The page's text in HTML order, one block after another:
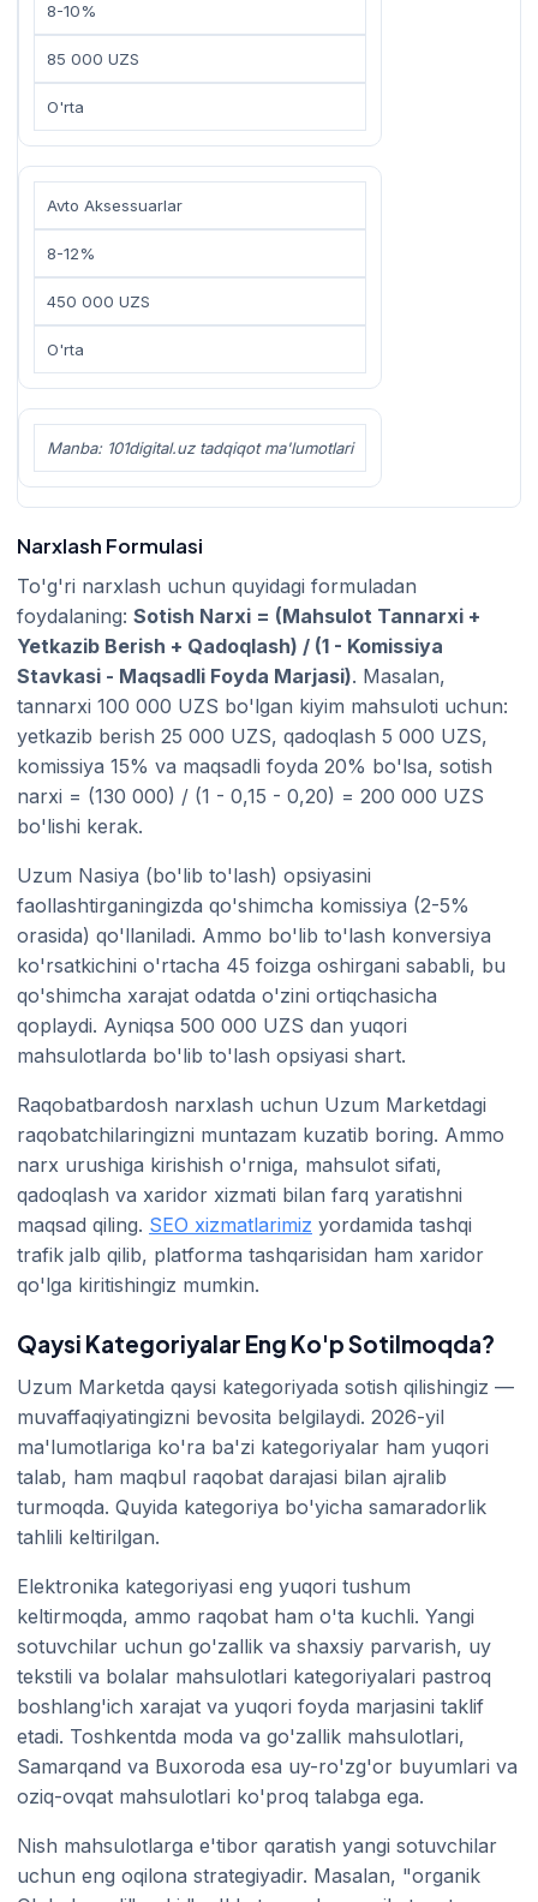
8-10%
85 000 UZS
O'rta
Avto Aksessuarlar
8-12%
450 000 UZS
O'rta
Manba: 101digital.uz tadqiqot ma'lumotlari
Narxlash Formulasi
To'g'ri narxlash uchun quyidagi formuladan
foydalaning: Sotish Narxi = (Mahsulot Tannarxi +
Yetkazib Berish + Qadoqlash) / (1 - Komissiya
Stavkasi - Maqsadli Foyda Marjasi). Masalan,
tannarxi 100 000 UZS bo'lgan kiyim mahsuloti uchun:
yetkazib berish 25 000 UZS, qadoqlash 5 000 UZS,
komissiya 15% va maqsadli foyda 20% bo'lsa, sotish
narxi = (130 000) / (1 - 0,15 - 0,20) = 200 000 UZS
bo'lishi kerak.
Uzum Nasiya (bo'lib to'lash) opsiyasini
faollashtirganingizda qo'shimcha komissiya (2-5%
orasida) qo'llaniladi. Ammo bo'lib to'lash konversiya
ko'rsatkichini o'rtacha 45 foizga oshirgani sababli, bu
qo'shimcha xarajat odatda o'zini ortiqchasicha
qoplaydi. Ayniqsa 500 000 UZS dan yuqori
mahsulotlarda bo'lib to'lash opsiyasi shart.
Raqobatbardosh narxlash uchun Uzum Marketdagi
raqobatchilaringizni muntazam kuzatib boring. Ammo
narx urushiga kirishish o'rniga, mahsulot sifati,
qadoqlash va xaridor xizmati bilan farq yaratishni
maqsad qiling. SEO xizmatlarimiz yordamida tashqi
trafik jalb qilib, platforma tashqarisidan ham xaridor
qo'lga kiritishingiz mumkin.
Qaysi Kategoriyalar Eng Ko'p Sotilmoqda?
Uzum Marketda qaysi kategoriyada sotish qilishingiz —
muvaffaqiyatingizni bevosita belgilaydi. 2026-yil
ma'lumotlariga ko'ra ba'zi kategoriyalar ham yuqori
talab, ham maqbul raqobat darajasi bilan ajralib
turmoqda. Quyida kategoriya bo'yicha samaradorlik
tahlili keltirilgan.
Elektronika kategoriyasi eng yuqori tushum
keltirmoqda, ammo raqobat ham o'ta kuchli. Yangi
sotuvchilar uchun go'zallik va shaxsiy parvarish, uy
tekstili va bolalar mahsulotlari kategoriyalari pastroq
boshlang'ich xarajat va yuqori foyda marjasini taklif
etadi. Toshkentda moda va go'zallik mahsulotlari,
Samarqand va Buxoroda esa uy-ro'zg'or buyumlari va
oziq-ovqat mahsulotlari ko'proq talabga ega.
Nish mahsulotlarga e'tibor qaratish yangi sotuvchilar
uchun eng oqilona strategiyadir. Masalan, "organik